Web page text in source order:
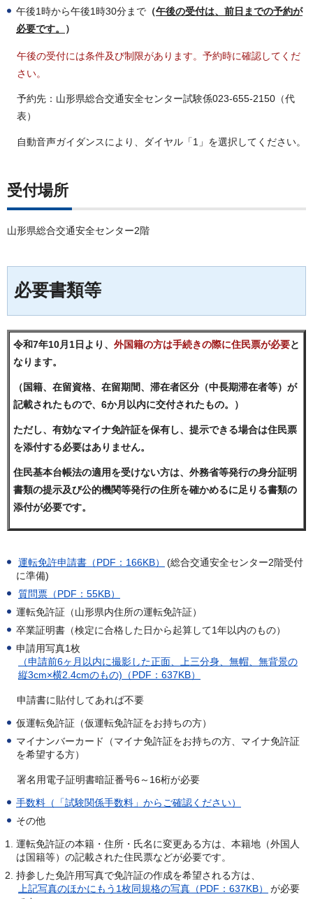
午後1時から午後1時30分まで （午後の受付は、前日までの予約が
必要です。
）
午後の受付には条件及び制限があります。予約時に確認してくだ
さい。
予約先：山形県総合交通安全センター試験係023-655-2150（代
表）
自動音声ガイダンスにより、ダイヤル「1」を選択してください。
受付場所
山形県総合交通安全センター2階
必要書類等
令和7年10月1日より、 外国籍の方は手続きの際に住民票が必要と
なります。
（国籍、在留資格、在留期間、滞在者区分（中長期滞在者等）が
記載されたもので、6か月以内に交付されたもの。）
ただし、有効なマイナ免許証を保有し、提示できる場合は住民票
を添付する必要はありません。
住民基本台帳法の適用を受けない方は、外務省等発行の身分証明
書類の提示及び公的機関等発行の住所を確かめるに足りる書類の
添付が必要です。
運転免許申請書（PDF：166KB）
(総合交通安全センター2階受付
に準備)
質問票（PDF：55KB）
運転免許証（山形県内住所の運転免許証）
卒業証明書（検定に合格した日から起算して1年以内のもの）
申請用写真1枚
（申請前6ヶ月以内に撮影した正面、上三分身、無帽、無背景の
縦3cm×横2.4cmのもの)（PDF：637KB）
申請書に貼付してあれば不要
仮運転免許証（仮運転免許証をお持ちの方）
マイナンバーカード（マイナ免許証をお持ちの方、マイナ免許証
を希望する方）
署名用電子証明書暗証番号6～16桁が必要
手数料（「試験関係手数料」からご確認ください）
その他
運転免許証の本籍・住所・氏名に変更ある方は、本籍地（外国人
は国籍等）の記載された住民票などが必要です。
持参した免許用写真で免許証の作成を希望される方は、
上記写真のほかにもう1枚同規格の写真（PDF：637KB）
が必要